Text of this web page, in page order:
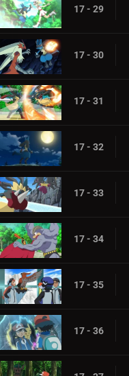
17 - 29
17 - 30
17 - 31
17 - 32
17 - 33
17 - 34
17 - 35
17 - 36